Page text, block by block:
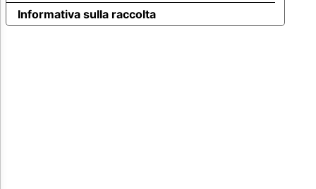
Informativa sulla raccolta